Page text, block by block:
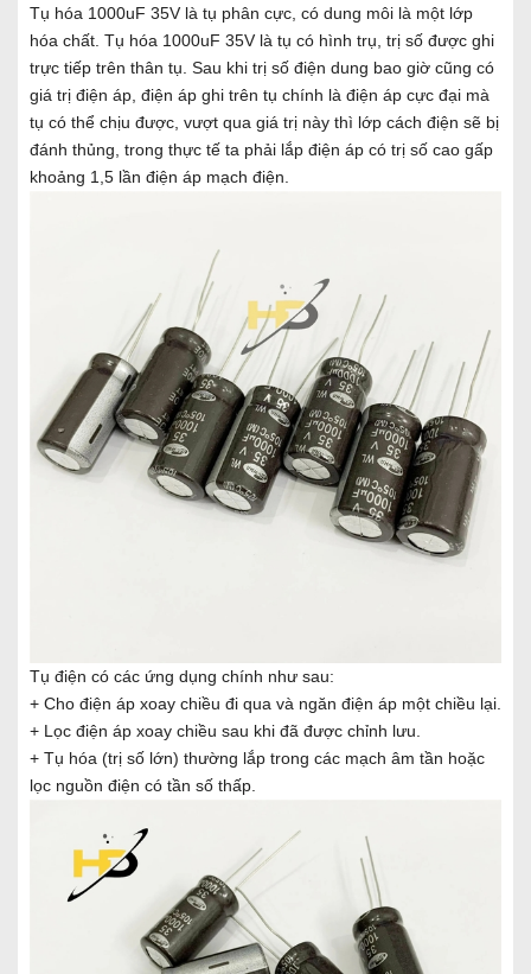
Tụ hóa 1000uF 35V là tụ phân cực, có dung môi là một lớp
hóa chất. Tụ hóa 1000uF 35V là tụ có hình trụ, trị số được ghi
trực tiếp trên thân tụ. Sau khi trị số điện dung bao giờ cũng có
giá trị điện áp, điện áp ghi trên tụ chính là điện áp cực đại mà
tụ có thể chịu được, vượt qua giá trị này thì lớp cách điện sẽ bị
đánh thủng, trong thực tế ta phải lắp điện áp có trị số cao gấp
khoảng 1,5 lần điện áp mạch điện.
Tụ điện có các ứng dụng chính như sau:
+ Cho điện áp xoay chiều đi qua và ngăn điện áp một chiều lại.
+ Lọc điện áp xoay chiều sau khi đã được chỉnh lưu.
+ Tụ hóa (trị số lớn) thường lắp trong các mạch âm tần hoặc
lọc nguồn điện có tần số thấp.